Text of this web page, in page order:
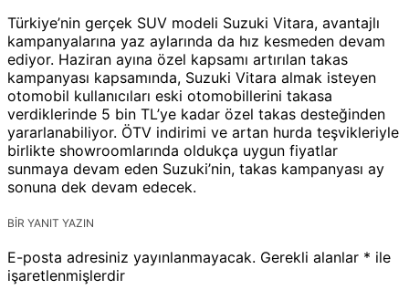
Türkiye’nin gerçek SUV modeli Suzuki Vitara, avantajlı
kampanyalarına yaz aylarında da hız kesmeden devam
ediyor. Haziran ayına özel kapsamı artırılan takas
kampanyası kapsamında, Suzuki Vitara almak isteyen
otomobil kullanıcıları eski otomobillerini takasa
verdiklerinde 5 bin TL’ye kadar özel takas desteğinden
yararlanabiliyor. ÖTV indirimi ve artan hurda teşvikleriyle
birlikte showroomlarında oldukça uygun fiyatlar
sunmaya devam eden Suzuki’nin, takas kampanyası ay
sonuna dek devam edecek.
BIR YANIT YAZIN
E-posta adresiniz yayınlanmayacak. Gerekli alanlar * ile
işaretlenmişlerdir